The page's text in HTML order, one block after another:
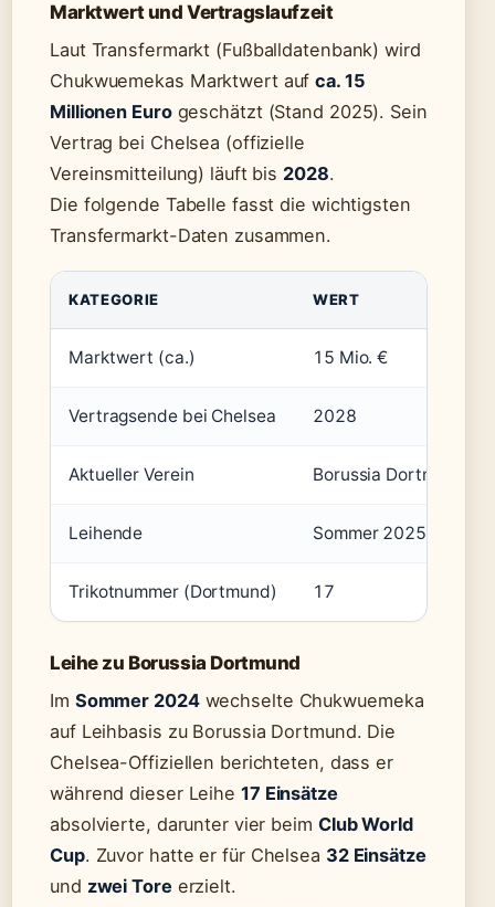
Marktwert und Vertragslaufzeit
Laut Transfermarkt (Fußballdatenbank) wird
Chukwuemekas Marktwert aufca. 15
Millionen Eurogeschätzt (Stand 2025). Sein
Vertrag bei Chelsea (offizielle
Vereinsmitteilung) läuft bis 2028.
Die folgende Tabelle fasst die wichtigsten
Transfermarkt-Daten zusammen.
KATEGORIE WERT
Marktwert (ca.) 15 Mio. €
Vertragsende bei Chelsea 2028
Aktueller Verein Borussia Dortmund
Leihende Sommer 2025
Trikotnummer (Dortmund) 17
Leihe zu Borussia Dortmund
Im Sommer 2024wechselte Chukwuemeka
auf Leihbasis zu Borussia Dortmund. Die
Chelsea-Offiziellen berichteten, dass er
während dieser Leihe 17 Einsätze
absolvierte, darunter vier beim Club World
Cup. Zuvor hatte er für Chelsea 32 Einsätze
und zwei Toreerzielt.